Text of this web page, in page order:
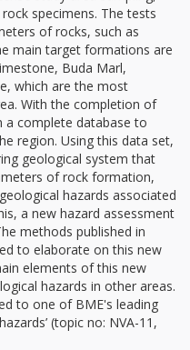
specimens. The tests
of rocks, such as
main target formations are
Buda Marl,
which are the most
With the completion of
a complete database to
region. Using this data set,
geological system that
of rock formation,
hazards associated
a new hazard assessment
methods published in
to elaborate on this new
elements of this new
hazards in other areas.
to one of BME's leading
(topic no: NVA-11,